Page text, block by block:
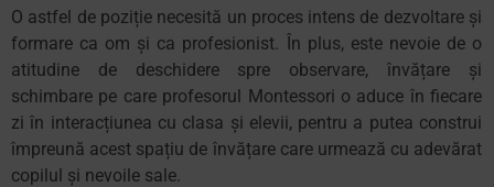
O astfel de poziție necesită un proces intens de dezvoltare și
formare ca om și ca profesionist. În plus, este nevoie de o
atitudine de deschidere spre observare, învățare și
schimbare pe care profesorul Montessori o aduce în fiecare
zi în interacțiunea cu clasa și elevii, pentru a putea construi
împreună acest spațiu de învățare care urmează cu adevărat
copilul și nevoile sale.